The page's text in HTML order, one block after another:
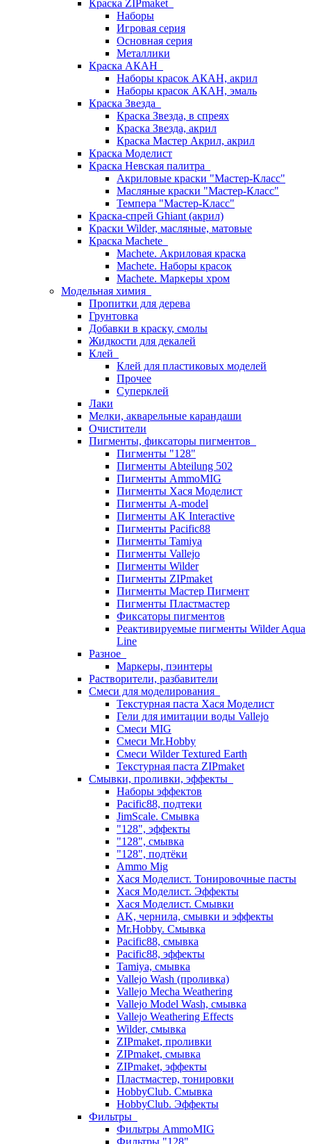
Краска ZIPmaket
Наборы
Игровая серия
Основная серия
Металлики
Краска АКАН
Наборы красок АКАН, акрил
Наборы красок АКАН, эмаль
Краска Звезда
Краска Звезда, в спреях
Краска Звезда, акрил
Краска Мастер Акрил, акрил
Краска Моделист
Краска Невская палитра
Акриловые краски "Мастер-Класс"
Масляные краски "Мастер-Класс"
Темпера "Мастер-Класс"
Краска-спрей Ghiant (акрил)
Краски Wilder, масляные, матовые
Краска Machete
Machete. Акриловая краска
Machete. Наборы красок
Machete. Маркеры хром
Модельная химия
Пропитки для дерева
Грунтовка
Добавки в краску, смолы
Жидкости для декалей
Клей
Клей для пластиковых моделей
Прочее
Суперклей
Лаки
Мелки, акварельные карандаши
Очистители
Пигменты, фиксаторы пигментов
Пигменты "128"
Пигменты Abteilung 502
Пигменты AmmoMIG
Пигменты Хася Моделист
Пигменты A-model
Пигменты AK Interactive
Пигменты Pacific88
Пигменты Tamiya
Пигменты Vallejo
Пигменты Wilder
Пигменты ZIPmaket
Пигменты Мастер Пигмент
Пигменты Пластмастер
Фиксаторы пигментов
Реактивируемые пигменты Wilder Aqua
Line
Разное
Маркеры, пэинтеры
Растворители, разбавители
Смеси для моделирования
Текстурная паста Хася Моделист
Гели для имитации воды Vallejo
Смеси MIG
Смеси Mr.Hobby
Смеси Wilder Textured Earth
Текстурная паста ZIPmaket
Смывки, проливки, эффекты
Наборы эффектов
Pacific88, подтеки
JimScale. Смывка
"128", эффекты
"128", смывка
"128", подтёки
Ammo Mig
Хася Моделист. Тонировочные пасты
Хася Моделист. Эффекты
Хася Моделист. Смывки
AK, чернила, смывки и эффекты
Mr.Hobby. Смывка
Pacific88, смывка
Pacific88, эффекты
Tamiya, смывка
Vallejo Wash (проливка)
Vallejo Mecha Weathering
Vallejo Model Wash, смывка
Vallejo Weathering Effects
Wilder, смывка
ZIPmaket, проливки
ZIPmaket, смывка
ZIPmaket, эффекты
Пластмастер, тонировки
HobbyClub. Смывка
HobbyClub. Эффекты
Фильтры
Фильтры AmmoMIG
Фильтры "128"